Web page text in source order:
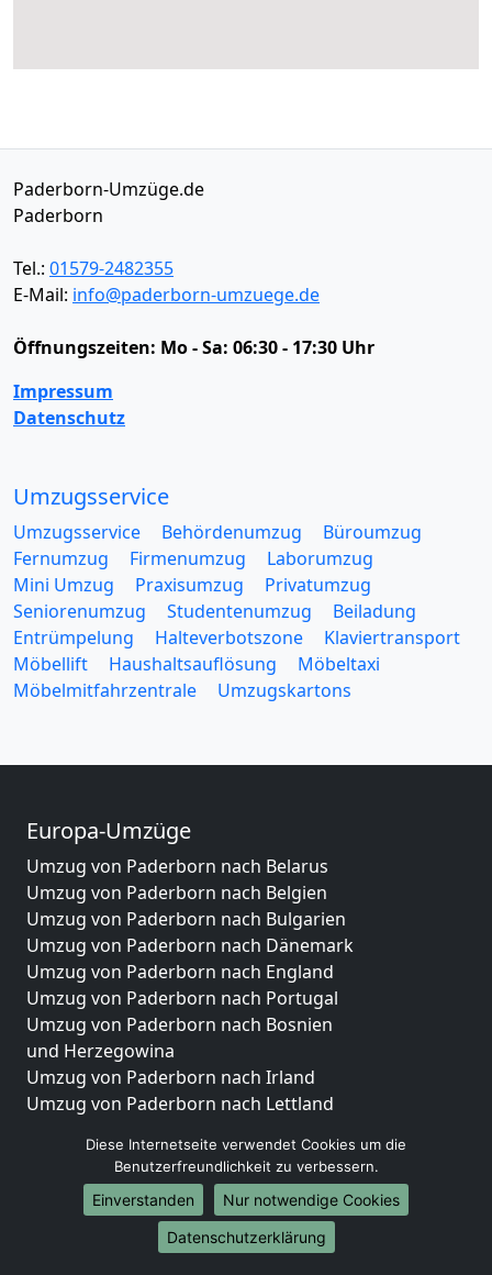
Paderborn-Umzüge.de
Paderborn
Tel.: 01579-2482355
E-Mail: info@paderborn-umzuege.de
Öffnungszeiten: Mo - Sa: 06:30 - 17:30 Uhr
Impressum
Datenschutz
Umzugsservice
Umzugsservice Behördenumzug
Büroumzug
Fernumzug
Firmenumzug
Laborumzug
Mini Umzug
Praxisumzug
Privatumzug
Seniorenumzug
Studentenumzug
Beiladung
Entrümpelung
Halteverbotszone
Klaviertransport
Möbellift
Haushaltsauflösung
Möbeltaxi
Möbelmitfahrzentrale
Umzugskartons
Europa-Umzüge
Umzug von Paderborn nach Belarus
Umzug von Paderborn nach Belgien
Umzug von Paderborn nach Bulgarien
Umzug von Paderborn nach Dänemark
Umzug von Paderborn nach England
Umzug von Paderborn nach Portugal
Umzug von Paderborn nach Bosnien
und Herzegowina
Umzug von Paderborn nach Irland
Umzug von Paderborn nach Lettland
Umzug von Paderborn nach Kroatien
Umzug von Paderborn nach Estland
Umzug von Paderborn nach Finnland
Umzug von Paderborn nach Frankreich
Diese Internetseite verwendet Cookies um die
Benutzerfreundlichkeit zu verbessern.
Einverstanden
Nur notwendige Cookies
Datenschutzerklärung